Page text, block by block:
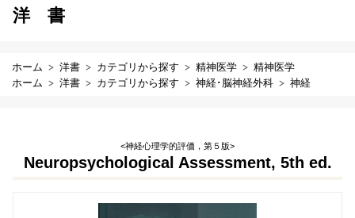
洋書
ホーム 洋書 カテゴリから探す 精神医学
精神医学
ホーム
洋書 カテゴリから探す 神経･脳神経外科 神経
<神経心理学的評価，第５版>
Neuropsychological Assessment, 5th ed.